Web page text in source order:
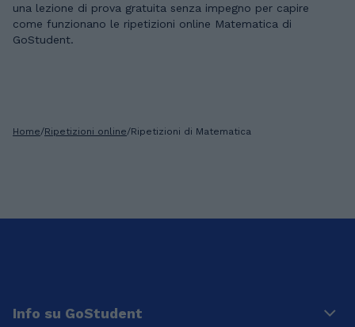
una lezione di prova gratuita senza impegno per capire
come funzionano le ripetizioni online Matematica di
GoStudent.
Home/Ripetizioni online/Ripetizioni di Matematica
Info su GoStudent